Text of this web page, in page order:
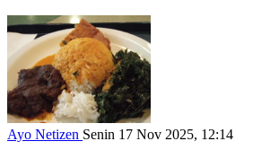
Ayo Netizen Senin 17 Nov 2025, 12:14